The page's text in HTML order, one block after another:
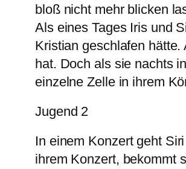
bloß nicht mehr blicken
Als eines Tages Iris und
Kristian geschlafen
hat. Doch als sie nachts
einzelne Zelle in ihrem
Jugend 2
In einem Konzert geht
ihrem Konzert, bekommt